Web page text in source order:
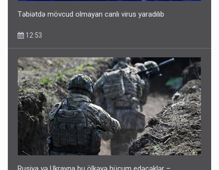
Təbiətdə mövcud olmayan canlı virus yaradılıb
12:53